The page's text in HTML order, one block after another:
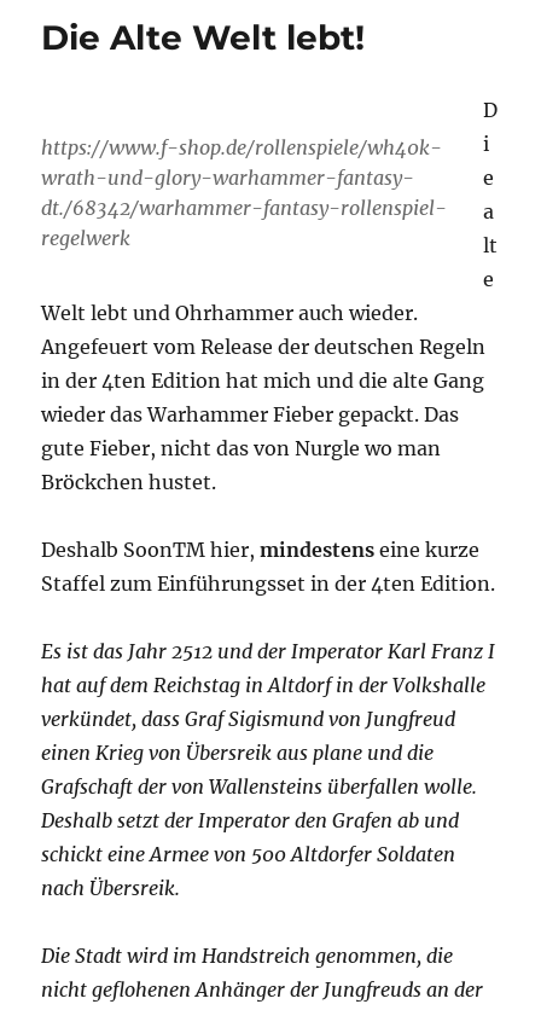
of
Die Alte Welt lebt!
https://www.f-shop.de/rollenspiele/wh40k-
wrath-und-glory-warhammer-fantasy-
dt./68342/warhammer-fantasy-rollenspiel-
regelwerk
D
i
e
a
lt
e
Welt lebt und Ohrhammer auch wieder.
Angefeuert vom Release der deutschen Regeln
in der 4ten Edition hat mich und die alte Gang
wieder das Warhammer Fieber gepackt. Das
gute Fieber, nicht das von Nurgle wo man
Bröckchen hustet.
Deshalb SoonTM hier,mindestenseine kurze
Staffel zum Einführungsset in der 4ten Edition.
Es ist das Jahr 2512 und der Imperator Karl Franz I
hat auf dem Reichstag in Altdorf in der Volkshalle
verkündet, dass Graf Sigismund von Jungfreud
einen Krieg von Übersreik aus plane und die
Grafschaft der von Wallensteins überfallen wolle.
Deshalb setzt der Imperator den Grafen ab und
schickt eine Armee von 500 Altdorfer Soldaten
nach Übersreik.
Die Stadt wird im Handstreich genommen, die
nicht geflohenen Anhänger der Jungfreuds an der